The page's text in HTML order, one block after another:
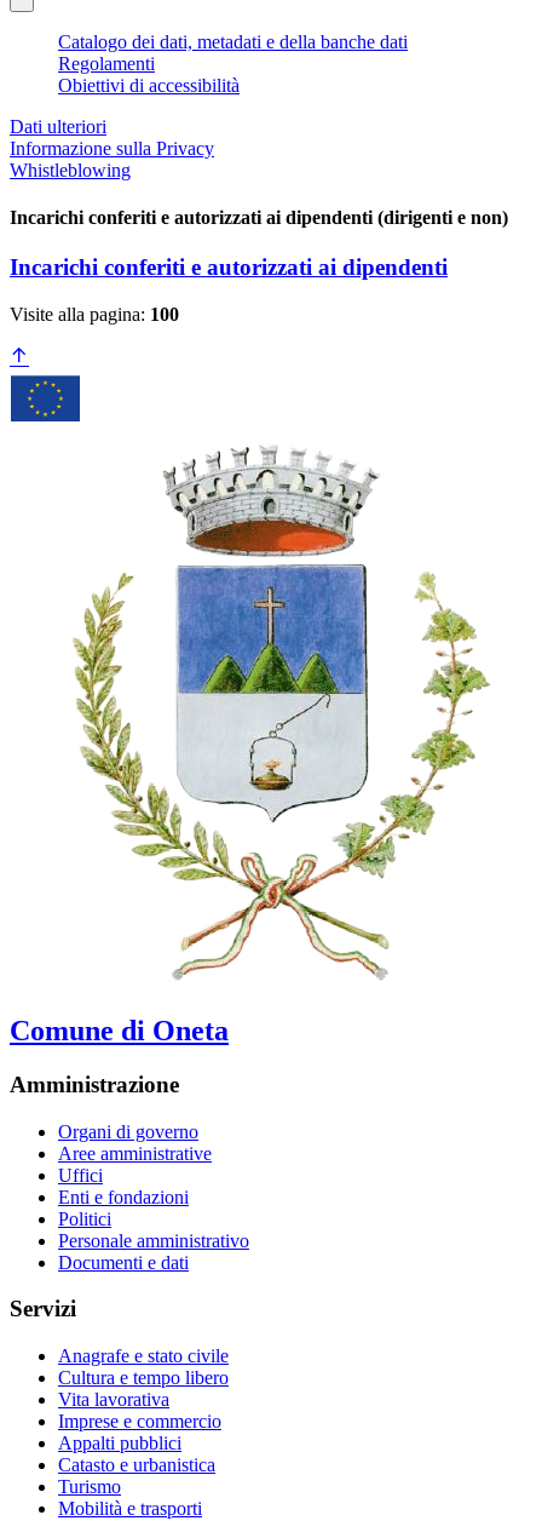
Catalogo dei dati, metadati e della banche dati
Regolamenti
Obiettivi di accessibilità
Dati ulteriori
Informazione sulla Privacy
Whistleblowing
Incarichi conferiti e autorizzati ai dipendenti (dirigenti e non)
Incarichi conferiti e autorizzati ai dipendenti
Visite alla pagina: 100
Comune di Oneta
Amministrazione
Organi di governo
Aree amministrative
Uffici
Enti e fondazioni
Politici
Personale amministrativo
Documenti e dati
Servizi
Anagrafe e stato civile
Cultura e tempo libero
Vita lavorativa
Imprese e commercio
Appalti pubblici
Catasto e urbanistica
Turismo
Mobilità e trasporti